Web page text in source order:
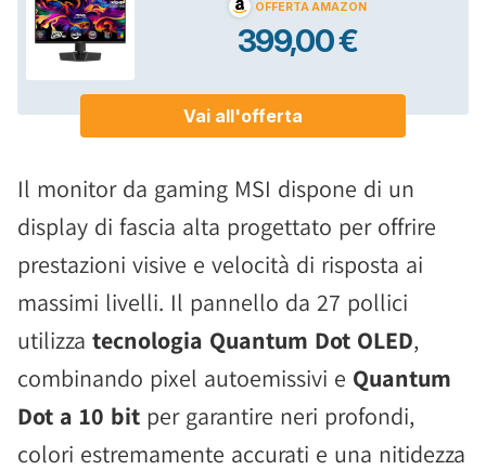
Il monitor da gaming MSI dispone di un
display di fascia alta progettato per offrire
prestazioni visive e velocità di risposta ai
massimi livelli. Il pannello da 27 pollici
utilizza tecnologia Quantum Dot OLED,
combinando pixel autoemissivi e Quantum
Dot a 10 bit per garantire neri profondi,
colori estremamente accurati e una nitidezza